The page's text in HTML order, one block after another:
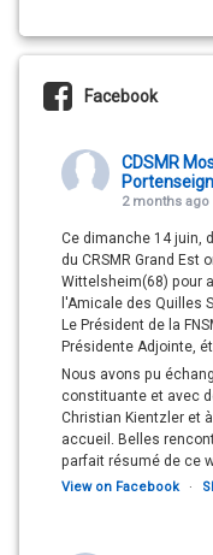
Facebook
CDSMR
2 months ago
Ce dimanche 14 juin,
du CRSMR Grand Est
Wittelsheim(68) pour
l'Amicale des Quilles
Le Président de la
Présidente Adjointe,
Nous avons pu
constituante et avec
Christian Kientzler et
accueil. Belles
parfait résumé de ce
View on Facebook ·